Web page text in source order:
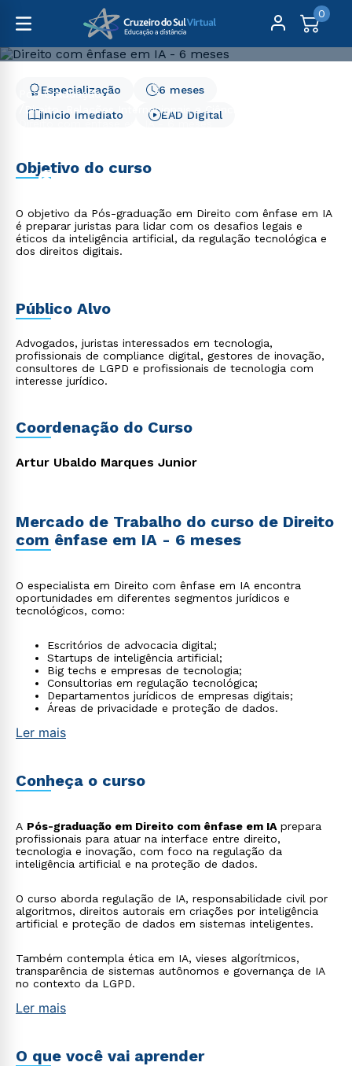
0
Pós-Graduação
Direito, Relações Internacionais e Ciência Política
Direito com ênfase em IA - 6 meses
- 6 meses
Início Imediato
6 meses
Especialização
EAD Digital
Objetivo do curso
O objetivo da Pós-graduação em Direito com ênfase em IA
é preparar juristas para lidar com os desafios legais e
éticos da inteligência artificial, da regulação tecnológica e
dos direitos digitais.
Público Alvo
Advogados, juristas interessados em tecnologia,
profissionais de compliance digital, gestores de inovação,
consultores de LGPD e profissionais de tecnologia com
interesse jurídico.
Coordenação do Curso
Artur Ubaldo Marques Junior
Mercado de Trabalho do curso de Direito
com ênfase em IA - 6 meses
O especialista em Direito com ênfase em IA encontra
oportunidades em diferentes segmentos jurídicos e
tecnológicos, como:
Escritórios de advocacia digital;
Startups de inteligência artificial;
Big techs e empresas de tecnologia;
Consultorias em regulação tecnológica;
Departamentos jurídicos de empresas digitais;
Áreas de privacidade e proteção de dados.
Ler mais
Conheça o curso
A Pós-graduação em Direito com ênfase em IA prepara
profissionais para atuar na interface entre direito,
tecnologia e inovação, com foco na regulação da
inteligência artificial e na proteção de dados.
O curso aborda regulação de IA, responsabilidade civil por
algoritmos, direitos autorais em criações por inteligência
artificial e proteção de dados em sistemas inteligentes.
Também contempla ética em IA, vieses algorítmicos,
transparência de sistemas autônomos e governança de IA
no contexto da LGPD.
Ler mais
O que você vai aprender